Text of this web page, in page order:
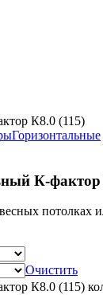
К8.0 (115)
Горизонтальные
К-
потолках
Очистить
К8.0 (115)